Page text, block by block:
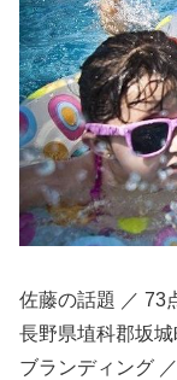
佐藤の話題 ／ 73
長野県埴科郡坂
ブランディング